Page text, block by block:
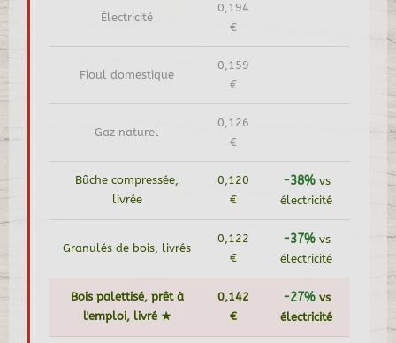
Électricité
0,194
€
Fioul domestique
0,159
€
Gaz naturel
0,126
€
Bûche compressée,
livrée
0,120
€
-38%vs
électricité
Granulés de bois, livrés
0,122
€
-37%vs
électricité
Bois palettisé, prêt à
l'emploi, livré ★
0,142
€
-27%vs
électricité